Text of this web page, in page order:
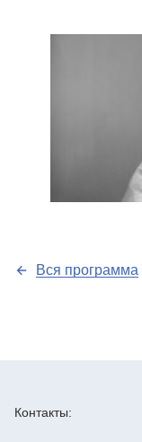
Вся программа
Контакты: